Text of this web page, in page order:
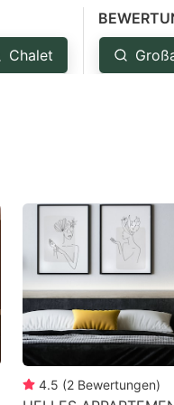
Chalet
4.5 (2 Bewertungen)